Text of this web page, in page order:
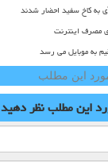
به کاخ سفید احضار شدند
ی مصرف اینترنت
به موبایل می رسد
این مطلب
این مطلبنظر دهید